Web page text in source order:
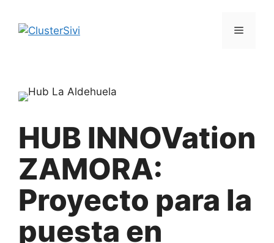
contenido
Menú
HUB INNOVation
ZAMORA:
Proyecto para la
puesta en